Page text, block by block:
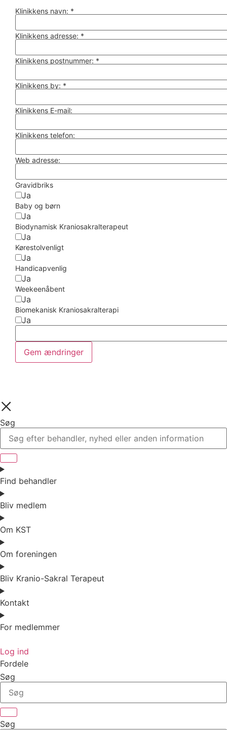
Klinikkens navn: *
Klinikkens adresse: *
Klinikkens postnummer: *
Klinikkens by: *
Klinikkens E-mail:
Klinikkens telefon:
Web adresse:
Gravidbriks
Ja
Baby og børn
Ja
Biodynamisk Kraniosakralterapeut
Ja
Kørestolvenligt
Ja
Handicapvenlig
Ja
Weekeenåbent
Ja
Biomekanisk Kraniosakralterapi
Ja
Gem ændringer
Søg
Find behandler
Bliv medlem
Om KST
Om foreningen
Bliv Kranio-Sakral Terapeut
Kontakt
For medlemmer
Log ind
Fordele
Søg
Søg